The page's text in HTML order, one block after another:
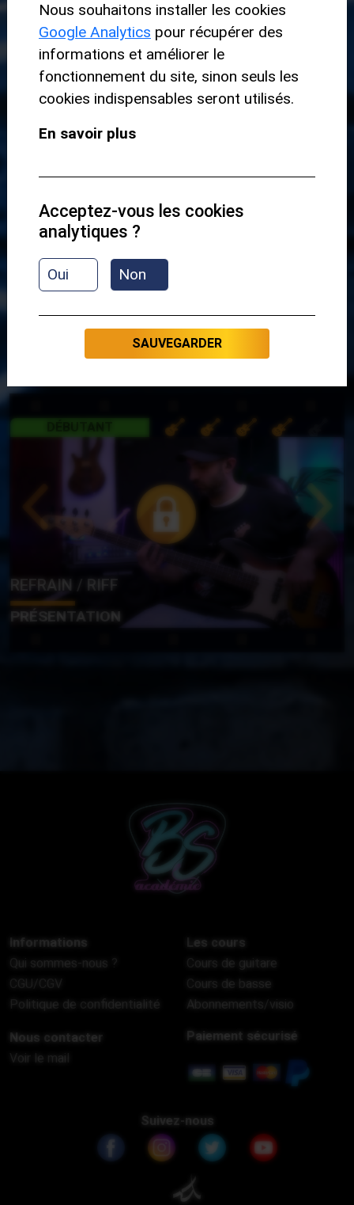
GIGANTIC - RIFF 2
DÉBUTANT
PRÉ-REFRAIN / RIFF
PRÉSENTATION
REFRAIN / RIFF
PRÉSENTATION
Nous souhaitons installer les cookies
Google Analytics pour récupérer des
informations et améliorer le
fonctionnement du site, sinon seuls les
cookies indispensables seront utilisés.
En savoir plus
Oui Non
Acceptez-vous les cookies
analytiques ?
SAUVEGARDER
Informations
Qui sommes-nous ?
Politique de confidentialité
Les cours
Cours de guitare
Cours de basse
Abonnements/visio
Nous contacter
Voir le mail
Paiement sécurisé
Suivez-nous